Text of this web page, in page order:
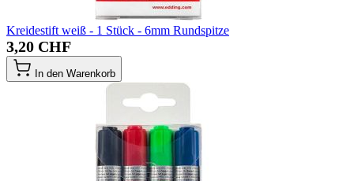
Kreidestift weiß - 1 Stück - 6mm Rundspitze
3,20 CHF
In den Warenkorb